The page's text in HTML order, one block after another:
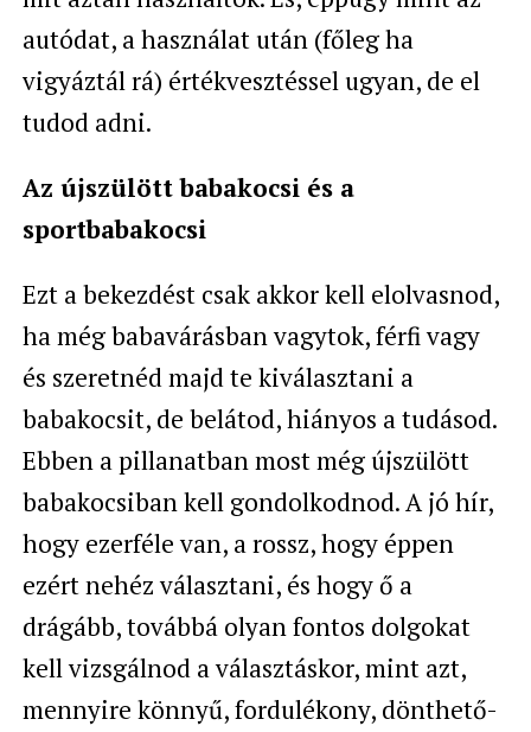
autódat, a használat után (főleg ha
vigyáztál rá) értékvesztéssel ugyan, de el
tudod adni.
Az újszülött babakocsi és a
sportbabakocsi
Ezt a bekezdést csak akkor kell elolvasnod,
ha még babavárásban vagytok, férfi vagy
és szeretnéd majd te kiválasztani a
babakocsit, de belátod, hiányos a tudásod.
Ebben a pillanatban most még újszülött
babakocsiban kell gondolkodnod. A jó hír,
hogy ezerféle van, a rossz, hogy éppen
ezért nehéz választani, és hogy ő a
drágább, továbbá olyan fontos dolgokat
kell vizsgálnod a választáskor, mint azt,
mennyire könnyű, fordulékony, dönthető-